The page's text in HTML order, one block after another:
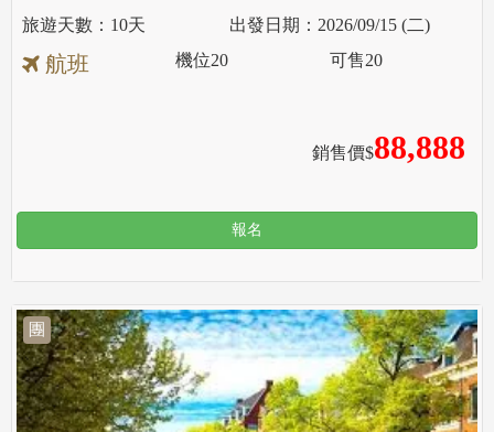
10天 2026/09/15 (二)
航班
銷售價$88,888
機位20 可售20
報名
團